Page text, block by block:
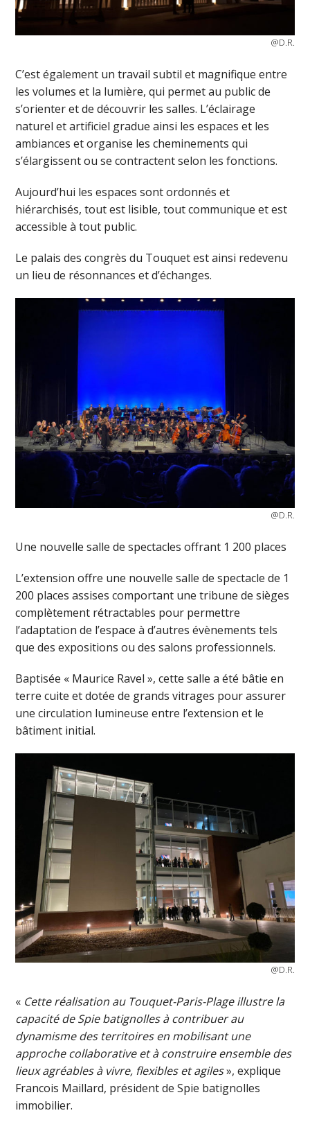
@D.R.
C’est également un travail subtil et magnifique entre
les volumes et la lumière, qui permet au public de
s’orienter et de découvrir les salles. L’éclairage
naturel et artificiel gradue ainsi les espaces et les
ambiances et organise les cheminements qui
s’élargissent ou se contractent selon les fonctions.
Aujourd’hui les espaces sont ordonnés et
hiérarchisés, tout est lisible, tout communique et est
accessible à tout public.
Le palais des congrès du Touquet est ainsi redevenu
un lieu de résonnances et d’échanges.
@D.R.
Une nouvelle salle de spectacles offrant 1 200 places
L’extension offre une nouvelle salle de spectacle de 1
200 places assises comportant une tribune de sièges
complètement rétractables pour permettre
l’adaptation de l’espace à d’autres évènements tels
que des expositions ou des salons professionnels.
Baptisée « Maurice Ravel », cette salle a été bâtie en
terre cuite et dotée de grands vitrages pour assurer
une circulation lumineuse entre l’extension et le
bâtiment initial.
@D.R.
« Cette réalisation au Touquet-Paris-Plage illustre la
capacité de Spie batignolles à contribuer au
dynamisme des territoires en mobilisant une
approche collaborative et à construire ensemble des
lieux agréables à vivre, flexibles et agiles», explique
Francois Maillard, président de Spie batignolles
immobilier.